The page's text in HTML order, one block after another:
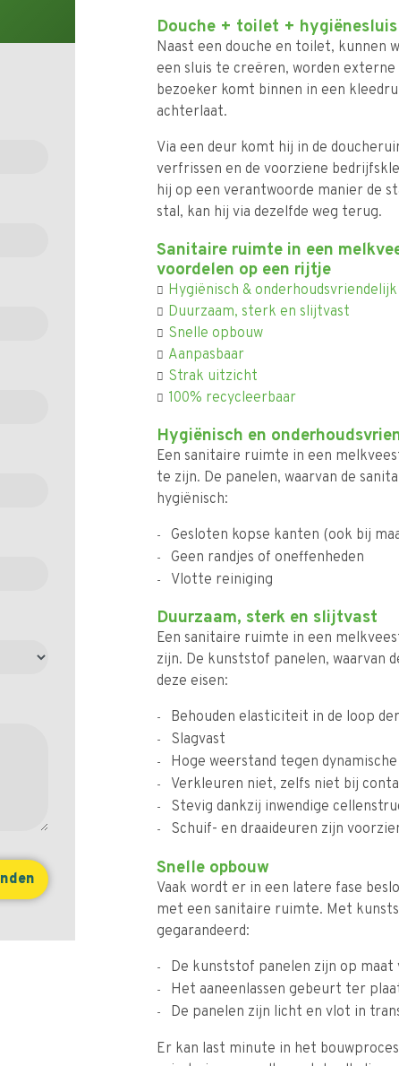
Douche + toilet + hygiënesluis
Naast een douche en toilet, kunnen
een sluis te creëren, worden
bezoeker komt binnen in een
achterlaat.
Via een deur komt hij in de
verfrissen en de voorziene
hij op een verantwoorde manier de
stal, kan hij via dezelfde weg terug.
Sanitaire ruimte in een
voordelen op een rijtje
Hygiënisch & onderhoudsvriendelijk
Duurzaam, sterk en slijtvast
Snelle opbouw
Aanpasbaar
Strak uitzicht
100% recycleerbaar
Hygiënisch en
Een sanitaire ruimte in een
te zijn. De panelen, waarvan de
hygiënisch:
Gesloten kopse kanten (ook bij
Geen randjes of oneffenheden
Vlotte reiniging
Duurzaam, sterk en slijtvast
Een sanitaire ruimte in een
zijn. De kunststof panelen, waarvan
deze eisen:
Behouden elasticiteit in de loop
Slagvast
Hoge weerstand tegen
Verkleuren niet, zelfs niet bij
Stevig dankzij inwendige
Schuif- en draaideuren zijn
Snelle opbouw
Vaak wordt er in een latere fase
met een sanitaire ruimte. Met
gegarandeerd:
De kunststof panelen zijn op maat
Het aaneenlassen gebeurt ter
De panelen zijn licht en vlot in
Er kan last minute in het